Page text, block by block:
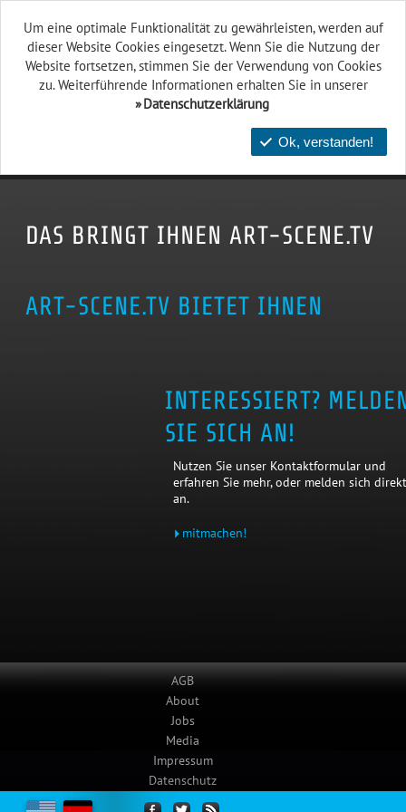
DAS BRINGT IHNEN ART-SCENE.TV
ART-SCENE.TV BIETET IHNEN
INTERESSIERT?
SIE SICH AN!
Nutzen Sie unser Kontaktformular und
erfahren Sie mehr, oder melden sich direkt
an.
mitmachen!
AGB
About
Jobs
Media
Impressum
Datenschutz
Example.com uses cookies.
Um eine optimale Funktionalität zu gewährleisten, werden auf
dieser Website Cookies eingesetzt. Wenn Sie die Nutzung der
Website fort­setzen, stimmen Sie der Verwendung von Cookies
zu. Weiterführende Informationen erhalten Sie in unserer
Datenschutzerklärung
Ok, verstanden!